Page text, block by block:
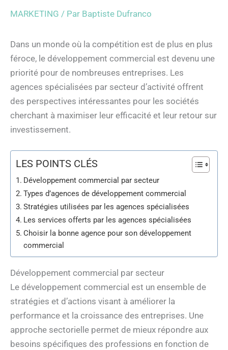
MARKETING / Par Baptiste Dufranco
Dans un monde où la compétition est de plus en plus
féroce, le développement commercial est devenu une
priorité pour de nombreuses entreprises. Les
agences spécialisées par secteur d’activité offrent
des perspectives intéressantes pour les sociétés
cherchant à maximiser leur efficacité et leur retour sur
investissement.
LES POINTS CLÉS
Développement commercial par secteur
Types d’agences de développement commercial
Stratégies utilisées par les agences spécialisées
Les services offerts par les agences spécialisées
Choisir la bonne agence pour son développement
commercial
Développement commercial par secteur
Le développement commercial est un ensemble de
stratégies et d’actions visant à améliorer la
performance et la croissance des entreprises. Une
approche sectorielle permet de mieux répondre aux
besoins spécifiques des professions en fonction de